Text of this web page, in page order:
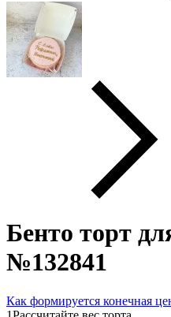
Бенто торт
№132841
Как формируется конечная